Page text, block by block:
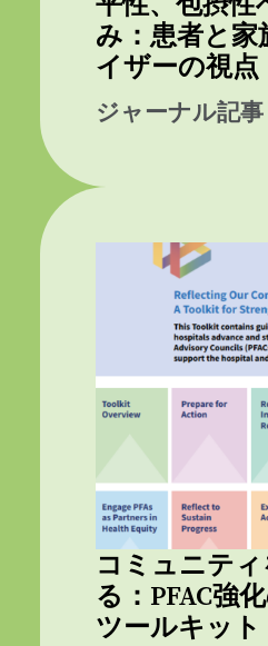
み：患者と
イザーの視点
ジャーナル記事
コミュニテ
る：PFAC強
ツールキット